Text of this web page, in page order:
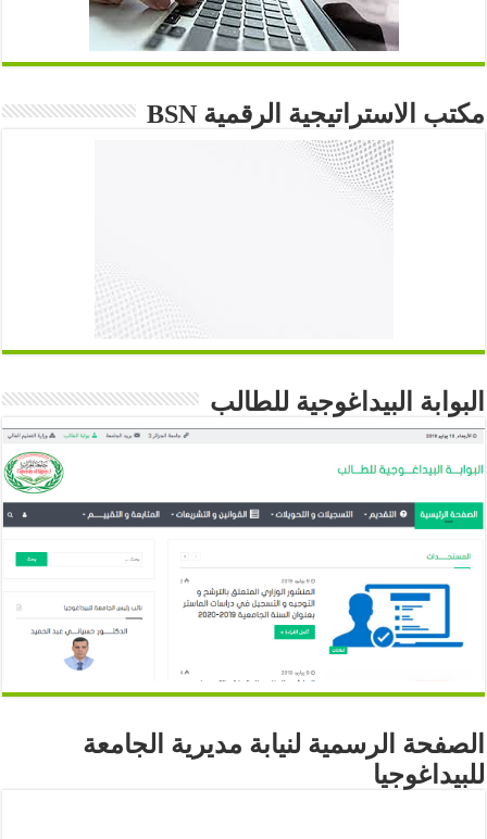
مكتب الاستراتيجية الرقمية BSN
البوابة البيداغوجية للطالب
الصفحة الرسمية لنيابة مديرية الجامعة
للبيداغوجيا